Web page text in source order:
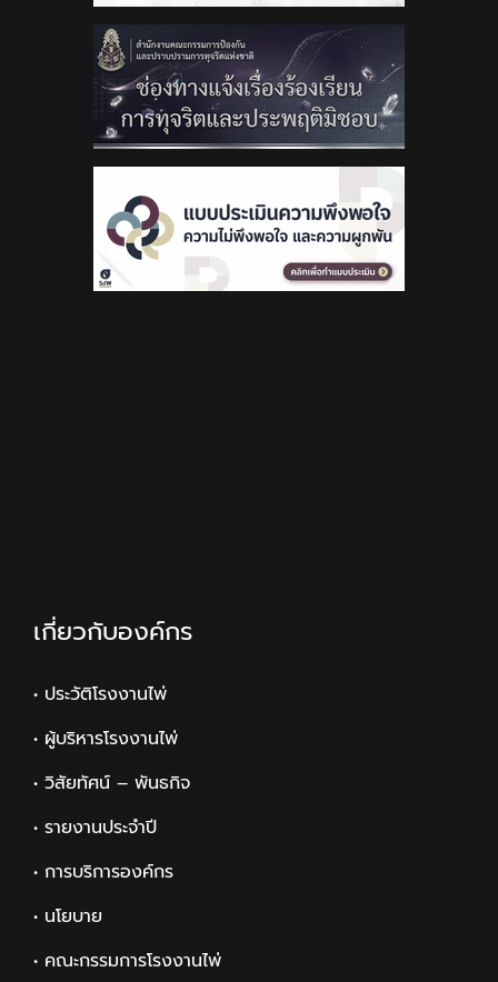
เกี่ยวกับองค์กร
• ประวัติโรงงานไพ่
• ผู้บริหารโรงงานไพ่
• วิสัยทัศน์ – พันธกิจ
• รายงานประจำปี
• การบริการองค์กร
• นโยบาย
• คณะกรรมการโรงงานไพ่